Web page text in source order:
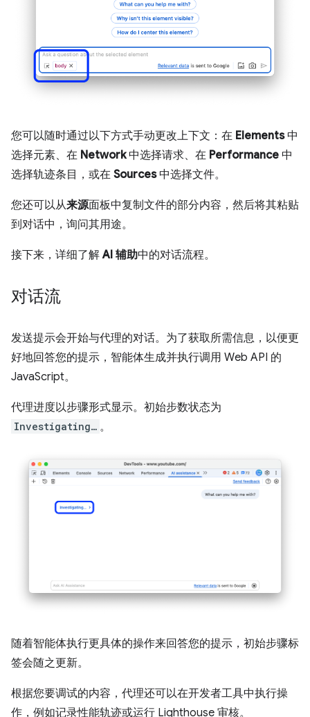
您可以随时通过以下方式手动更改上下文：在 Elements中
选择元素、在 Network中选择请求、在 Performance 中
选择轨迹条目，或在 Sources中选择文件。
您还可以从来源面板中复制文件的部分内容，然后将其粘贴
到对话中，询问其用途。
接下来，详细了解AI 辅助中的对话流程。
对话流
发送提示会开始与代理的对话。为了获取所需信息，以便更
好地回答您的提示，智能体生成并执行调用 Web API 的
JavaScript。
代理进度以步骤形式显示。初始步数状态为
Investigating… 。
随着智能体执行更具体的操作来回答您的提示，初始步骤标
签会随之更新。
根据您要调试的内容，代理还可以在开发者工具中执行操
作，例如记录性能轨迹或运行 Lighthouse 审核。